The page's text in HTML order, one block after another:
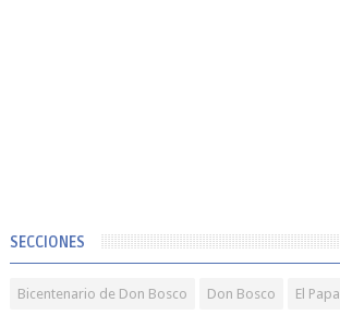
SECCIONES
Bicentenario de Don Bosco Don Bosco El